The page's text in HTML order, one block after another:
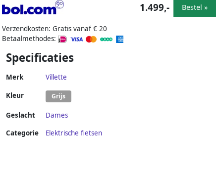
Verzendkosten: Gratis vanaf € 20
Betaalmethodes:
1.499,- Bestel »
Specificaties
Merk Villette
Kleur Grijs
Geslacht
Dames
Categorie
Elektrische fietsen